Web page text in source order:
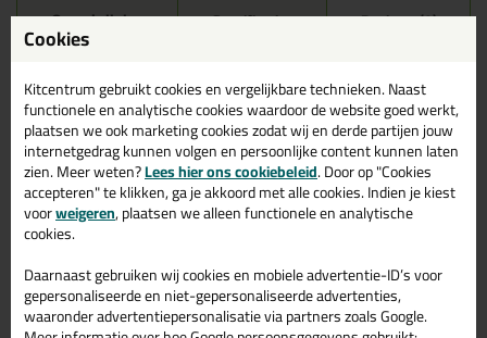
Omschrijving Specificaties Reviews (0)
Reviews voor:Bostik Primer MSP
Transparant 500ml
Er zijn nog geen reviews geschreven voor Bostik Primer MSP
Transparant 500ml.Schrijf als eerste een review!
Gerelateerde producten
Cookies
Kitcentrum gebruikt cookies en vergelijkbare technieken. Naast
functionele en analytische cookies waardoor de website goed werkt,
plaatsen we ook marketing cookies zodat wij en derde partijen jouw
internetgedrag kunnen volgen en persoonlijke content kunnen laten
zien. Meer weten?Lees hier ons cookiebeleid. Door op "Cookies
accepteren" te klikken, ga je akkoord met alle cookies. Indien je kiest
voorweigeren, plaatsen we alleen functionele en analytische
cookies.
Daarnaast gebruiken wij cookies en mobiele advertentie-ID’s voor
gepersonaliseerde en niet-gepersonaliseerde advertenties,
waaronder advertentiepersonalisatie via partners zoals Google.